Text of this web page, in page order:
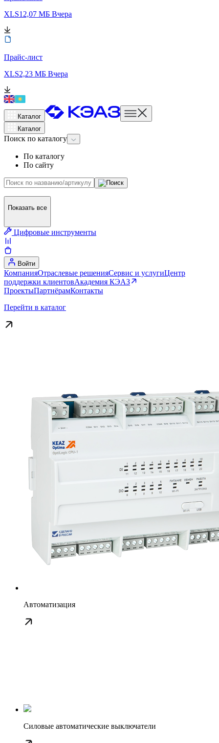
XLS12,07 МБ Вчера
Прайс-лист
XLS2,23 МБ Вчера
Каталог
Каталог
Поиск по каталогу
По каталогу
По сайту
Показать все
Цифровые инструменты
Войти
КомпанияОтраслевые решенияСервис и услугиЦентр
поддержки клиентовАкадемия КЭАЗ
ПроектыПартнёрамКонтакты
Перейти в каталог
Автоматизация
Силовые автоматические выключатели